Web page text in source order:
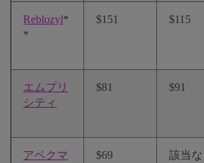
Reblozyl*
*
$151 $115
エムプリ
シティ
$81 $91
アベクマ
$69 該当な